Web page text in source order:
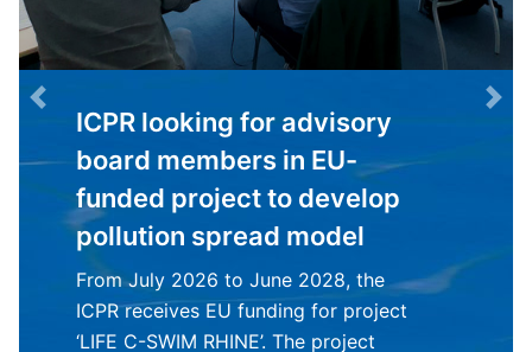
ICPR looking for advisory
board members in EU-
funded project to develop
pollution spread model
From July 2026 to June 2028, the
ICPR receives EU funding for project
‘LIFE C-SWIM RHINE’. The project
Previous